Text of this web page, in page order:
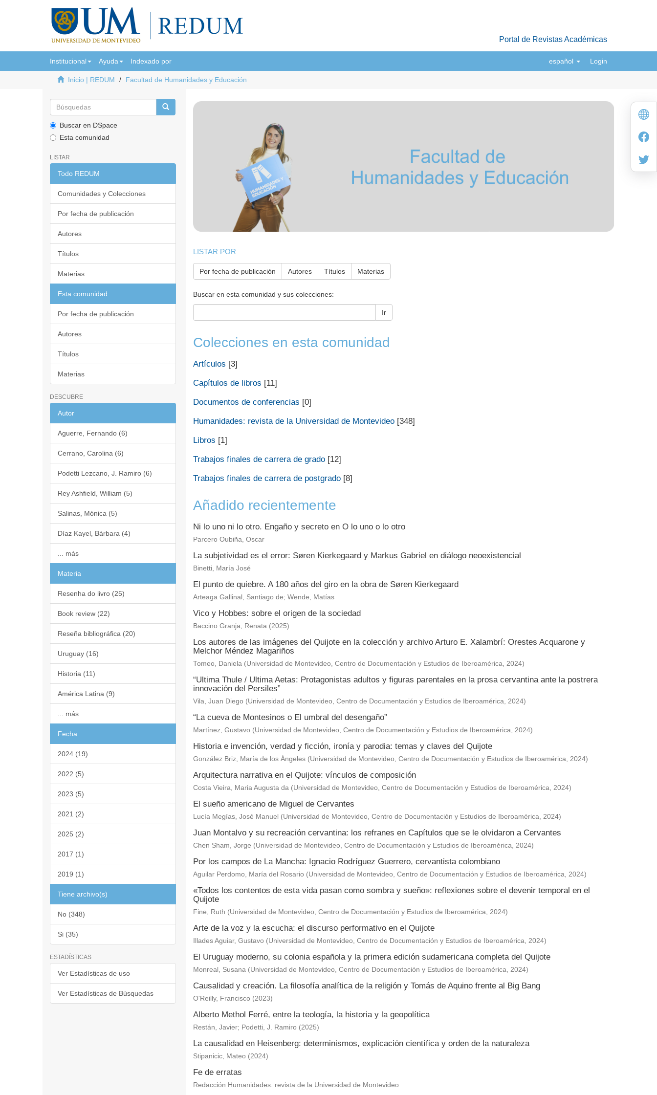
Portal de Revistas Académicas
Institucional Ayuda Indexado por español Login
Inicio | REDUM Facultad de Humanidades y Educación
Buscar en DSpace
Esta comunidad
LISTAR
Todo REDUM
Comunidades y Colecciones
Por fecha de publicación
Autores
Títulos
Materias
Esta comunidad
Por fecha de publicación
Autores
Títulos
Materias
DESCUBRE
Autor
Aguerre, Fernando (6)
Cerrano, Carolina (6)
Podetti Lezcano, J. Ramiro (6)
Rey Ashfield, William (5)
Salinas, Mónica (5)
Díaz Kayel, Bárbara (4)
... más
Materia
Resenha do livro (25)
Book review (22)
Reseña bibliográfica (20)
Uruguay (16)
Historia (11)
América Latina (9)
... más
Fecha
2024 (19)
2022 (5)
2023 (5)
2021 (2)
2025 (2)
2017 (1)
2019 (1)
Tiene archivo(s)
No (348)
Si (35)
ESTADÍSTICAS
Ver Estadísticas de uso
Ver Estadísticas de Búsquedas
LISTAR POR
Por fecha de publicación Autores Títulos Materias
Buscar en esta comunidad y sus colecciones:
Ir
Colecciones en esta comunidad
Artículos [3]
Capítulos de libros [11]
Documentos de conferencias [0]
Humanidades: revista de la Universidad de Montevideo[348]
Libros [1]
Trabajos finales de carrera de grado[12]
Trabajos finales de carrera de postgrado[8]
Añadido recientemente
Ni lo uno ni lo otro. Engaño y secreto en O lo uno o lo otro
Parcero Oubiña, Oscar
La subjetividad es el error: Søren Kierkegaard y Markus Gabriel en diálogo neoexistencial
Binetti, María José
El punto de quiebre. A 180 años del giro en la obra de Søren Kierkegaard
Arteaga Gallinal, Santiago de; Wende, Matías
Vico y Hobbes: sobre el origen de la sociedad
Baccino Granja, Renata (2025)
Los autores de las imágenes del Quijote en la colección y archivo Arturo E. Xalambrí: Orestes Acquarone y
Melchor Méndez Magariños
Tomeo, Daniela (Universidad de Montevideo, Centro de Documentación y Estudios de Iberoamérica, 2024)
“Ultima Thule / Ultima Aetas: Protagonistas adultos y figuras parentales en la prosa cervantina ante la postrera
innovación del Persiles”
Vila, Juan Diego (Universidad de Montevideo, Centro de Documentación y Estudios de Iberoamérica, 2024)
“La cueva de Montesinos o El umbral del desengaño”
Martínez, Gustavo (Universidad de Montevideo, Centro de Documentación y Estudios de Iberoamérica, 2024)
Historia e invención, verdad y ficción, ironía y parodia: temas y claves del Quijote
González Briz, María de los Ángeles (Universidad de Montevideo, Centro de Documentación y Estudios de Iberoamérica, 2024)
Arquitectura narrativa en el Quijote: vínculos de composición
Costa Vieira, Maria Augusta da (Universidad de Montevideo, Centro de Documentación y Estudios de Iberoamérica, 2024)
El sueño americano de Miguel de Cervantes
Lucía Megías, José Manuel (Universidad de Montevideo, Centro de Documentación y Estudios de Iberoamérica, 2024)
Juan Montalvo y su recreación cervantina: los refranes en Capítulos que se le olvidaron a Cervantes
Chen Sham, Jorge (Universidad de Montevideo, Centro de Documentación y Estudios de Iberoamérica, 2024)
Por los campos de La Mancha: Ignacio Rodríguez Guerrero, cervantista colombiano
Aguilar Perdomo, María del Rosario (Universidad de Montevideo, Centro de Documentación y Estudios de Iberoamérica, 2024)
«Todos los contentos de esta vida pasan como sombra y sueño»: reflexiones sobre el devenir temporal en el
Quijote
Fine, Ruth (Universidad de Montevideo, Centro de Documentación y Estudios de Iberoamérica, 2024)
Arte de la voz y la escucha: el discurso performativo en el Quijote
Illades Aguiar, Gustavo (Universidad de Montevideo, Centro de Documentación y Estudios de Iberoamérica, 2024)
El Uruguay moderno, su colonia española y la primera edición sudamericana completa del Quijote
Monreal, Susana (Universidad de Montevideo, Centro de Documentación y Estudios de Iberoamérica, 2024)
Causalidad y creación. La filosofía analítica de la religión y Tomás de Aquino frente al Big Bang
O'Reilly, Francisco (2023)
Alberto Methol Ferré, entre la teología, la historia y la geopolítica
Restán, Javier; Podetti, J. Ramiro (2025)
La causalidad en Heisenberg: determinismos, explicación científica y orden de la naturaleza
Stipanicic, Mateo (2024)
Fe de erratas
Redacción Humanidades: revista de la Universidad de Montevideo